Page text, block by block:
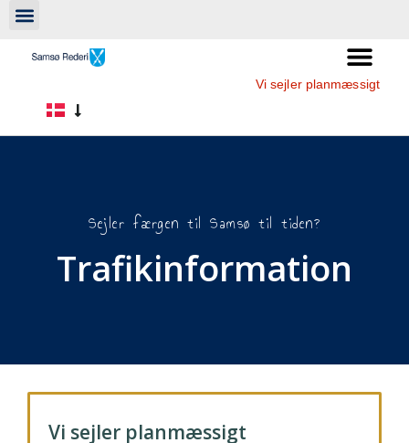
Vi sejler planmæssigt
Sejler færgen til Samsø til tiden?
Trafikinformation
Vi sejler planmæssigt